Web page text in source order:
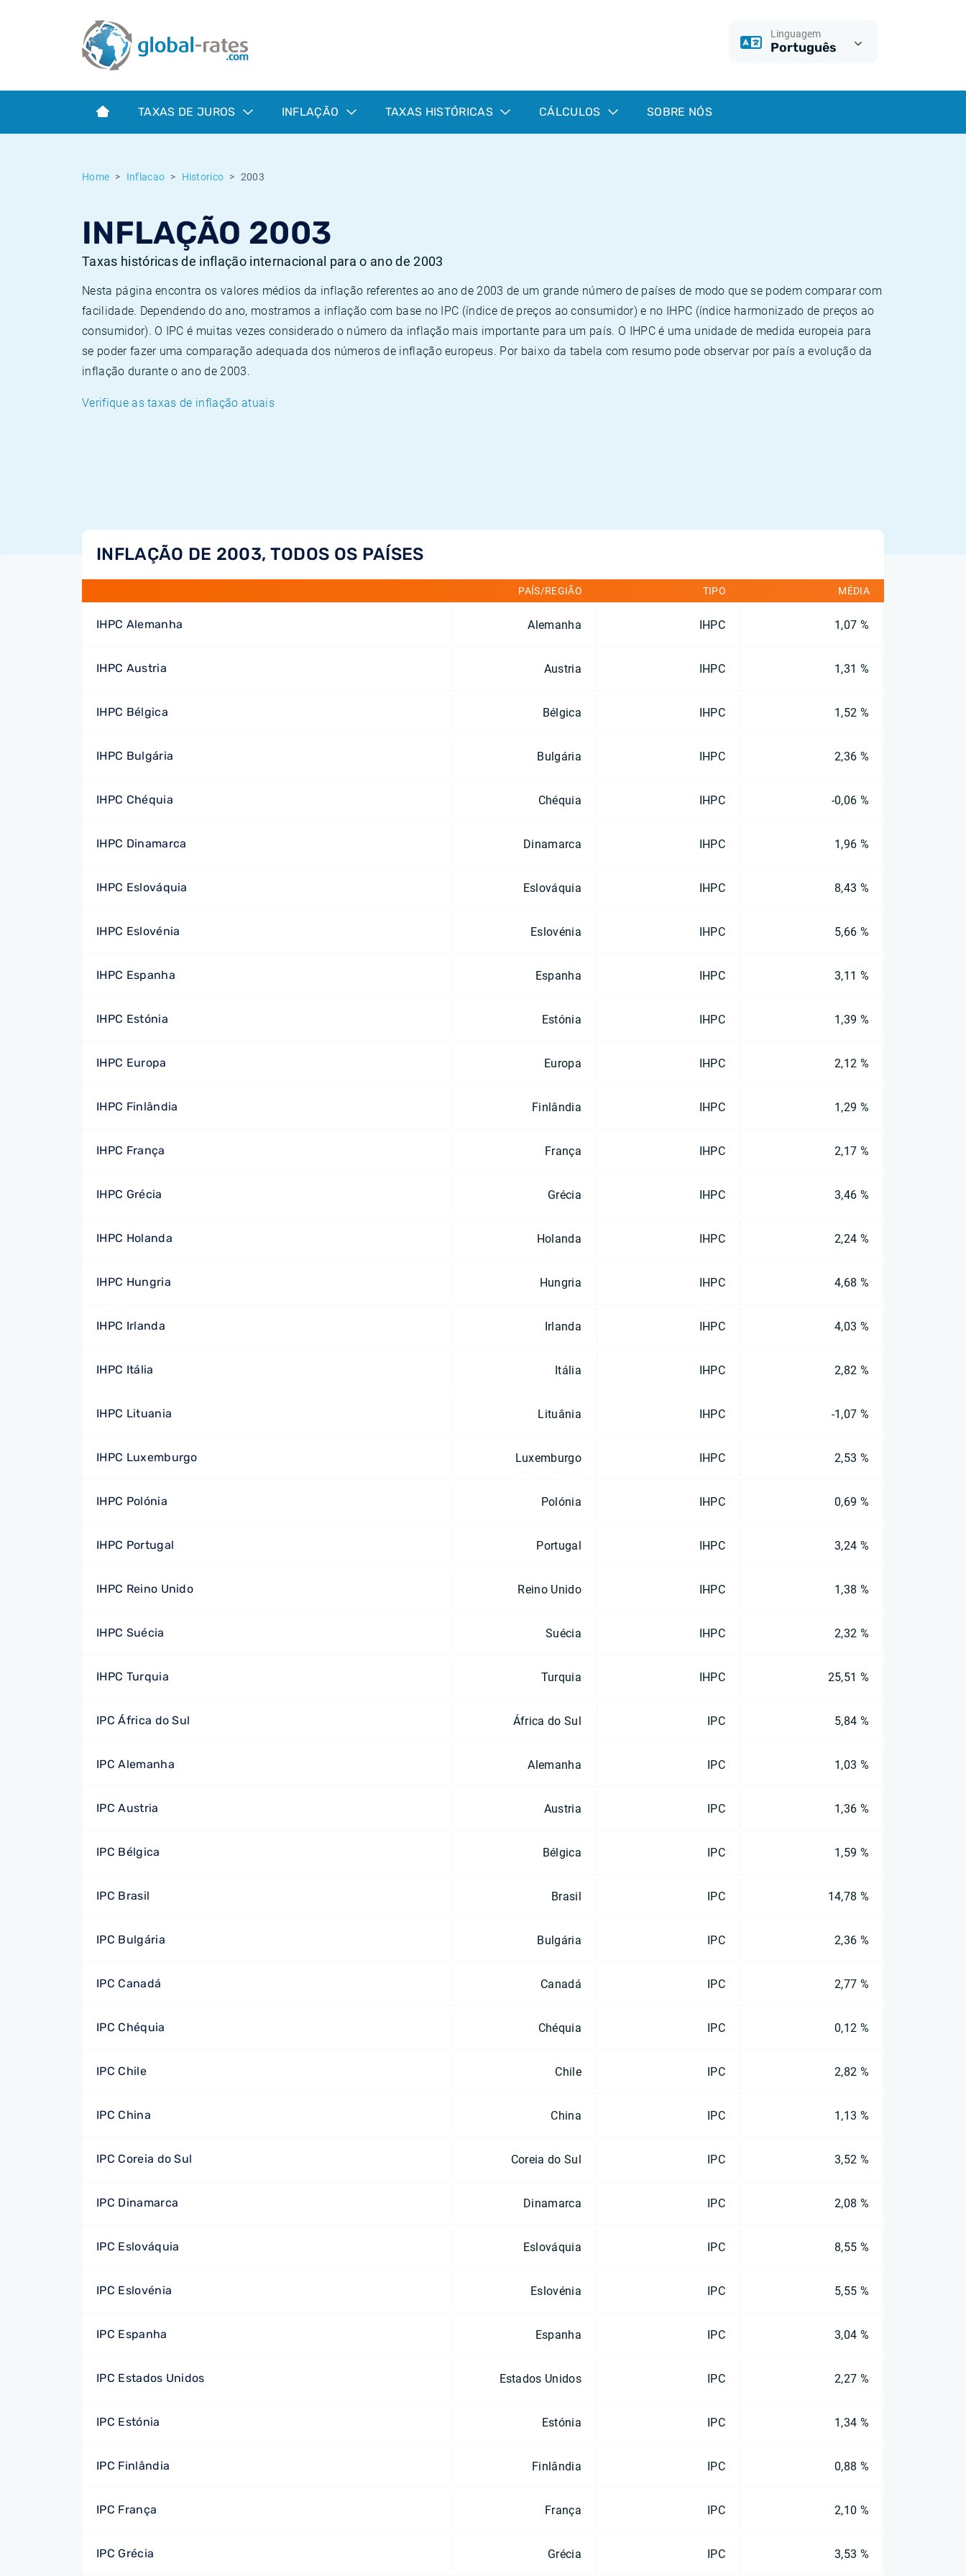
Linguagem
Português
TAXAS DE JUROS INFLAÇÃO TAXAS HISTÓRICAS CÁLCULOS SOBRE NÓS
Home Inflacao Historico 2003
INFLAÇÃO 2003
Taxas históricas de inflação internacional para o ano de 2003
Nesta página encontra os valores médios da inflação referentes ao ano de 2003 de um grande número de países de modo que se podem comparar com
facilidade. Dependendo do ano, mostramos a inflação com base no IPC (índice de preços ao consumidor) e no IHPC (índice harmonizado de preços ao
consumidor). O IPC é muitas vezes considerado o número da inflação mais importante para um país. O IHPC é uma unidade de medida europeia para
se poder fazer uma comparação adequada dos números de inflação europeus. Por baixo da tabela com resumo pode observar por país a evolução da
inflação durante o ano de 2003.
Verifique as taxas de inflação atuais
INFLAÇÃO DE 2003, TODOS OS PAÍSES
PAÍS/REGIÃO TIPO MÉDIA
IHPC Alemanha Alemanha IHPC 1,07 %
IHPC Austria Austria IHPC 1,31 %
IHPC Bélgica Bélgica IHPC 1,52 %
IHPC Bulgária Bulgária IHPC 2,36 %
IHPC Chéquia Chéquia IHPC -0,06 %
IHPC Dinamarca Dinamarca IHPC 1,96 %
IHPC Eslováquia Eslováquia IHPC 8,43 %
IHPC Eslovénia Eslovénia IHPC 5,66 %
IHPC Espanha Espanha IHPC 3,11 %
IHPC Estónia Estónia IHPC 1,39 %
IHPC Europa Europa IHPC 2,12 %
IHPC Finlândia Finlândia IHPC 1,29 %
IHPC França França IHPC 2,17 %
IHPC Grécia Grécia IHPC 3,46 %
IHPC Holanda Holanda IHPC 2,24 %
IHPC Hungria Hungria IHPC 4,68 %
IHPC Irlanda Irlanda IHPC 4,03 %
IHPC Itália Itália IHPC 2,82 %
IHPC Lituania Lituânia IHPC -1,07 %
IHPC Luxemburgo Luxemburgo IHPC 2,53 %
IHPC Polónia Polónia IHPC 0,69 %
IHPC Portugal Portugal IHPC 3,24 %
IHPC Reino Unido Reino Unido IHPC 1,38 %
IHPC Suécia Suécia IHPC 2,32 %
IHPC Turquia Turquia IHPC 25,51 %
IPC África do Sul África do Sul IPC 5,84 %
IPC Alemanha Alemanha IPC 1,03 %
IPC Austria Austria IPC 1,36 %
IPC Bélgica Bélgica IPC 1,59 %
IPC Brasil Brasil IPC 14,78 %
IPC Bulgária Bulgária IPC 2,36 %
IPC Canadá Canadá IPC 2,77 %
IPC Chéquia Chéquia IPC 0,12 %
IPC Chile Chile IPC 2,82 %
IPC China China IPC 1,13 %
IPC Coreia do Sul Coreia do Sul IPC 3,52 %
IPC Dinamarca Dinamarca IPC 2,08 %
IPC Eslováquia Eslováquia IPC 8,55 %
IPC Eslovénia Eslovénia IPC 5,55 %
IPC Espanha Espanha IPC 3,04 %
IPC Estados Unidos Estados Unidos IPC 2,27 %
IPC Estónia Estónia IPC 1,34 %
IPC Finlândia Finlândia IPC 0,88 %
IPC França França IPC 2,10 %
IPC Grécia Grécia IPC 3,53 %
Term SOFR
O que é a inflação do IPC?
O que é a inflação do IHPC?
Taxas Euribor históricas
Taxas ESTER históricas
Taxas de inflação históricas
Calculadora de inflação